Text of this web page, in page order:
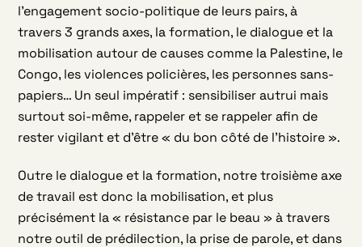
l’engagement socio-politique de leurs pairs, à
travers 3 grands axes, la formation, le dialogue et la
mobilisation autour de causes comme la Palestine, le
Congo, les violences policières, les personnes sans-
papiers… Un seul impératif : sensibiliser autrui mais
surtout soi-même, rappeler et se rappeler afin de
rester vigilant et d’être « du bon côté de l’histoire ».
Outre le dialogue et la formation, notre troisième axe
de travail est donc la mobilisation, et plus
précisément la « résistance par le beau » à travers
notre outil de prédilection, la prise de parole, et dans